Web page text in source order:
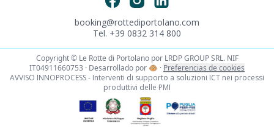
booking@rottediportolano.com
Tel. +39 0832 314 800
Copyright © Le Rotte di Portolano por LRDP GROUP SRL. NIF
IT04911660753 · Desarrollado por 🐵 · Preferencias de cookies
AVVISO INNOPROCESS - Interventi di supporto a soluzioni ICT nei processi
produttivi delle PMI